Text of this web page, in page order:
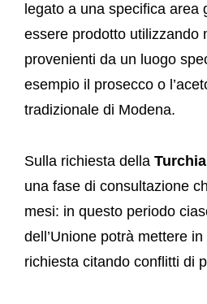
legato a una specifica area
essere prodotto utilizzando
provenienti da un luogo
esempio il prosecco o
tradizionale di Modena.
Sulla richiesta della Turchia
una fase di consultazione
mesi: in questo periodo
dell’Unione potrà mettere
richiesta citando conflitti di